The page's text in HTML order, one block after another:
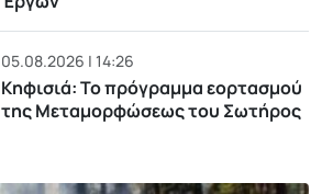
05.08.2026 | 14:26
Κηφισιά: Το πρόγραμμα εορτασμού
της Μεταμορφώσεως του Σωτήρος